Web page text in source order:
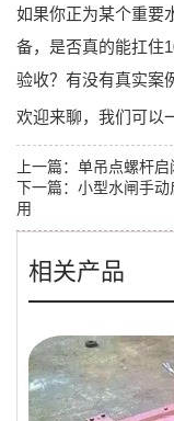
如果你正为某个重要
备，是否真的能扛住
验收？有没有真实案
欢迎来聊，我们可以
上一篇： 单吊点螺杆启
下一篇： 小型水闸手
用
相关产品